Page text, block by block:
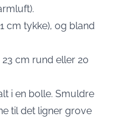
cm tykke), og bland
cm rund eller 20
i en bolle. Smuldre
til det ligner grove